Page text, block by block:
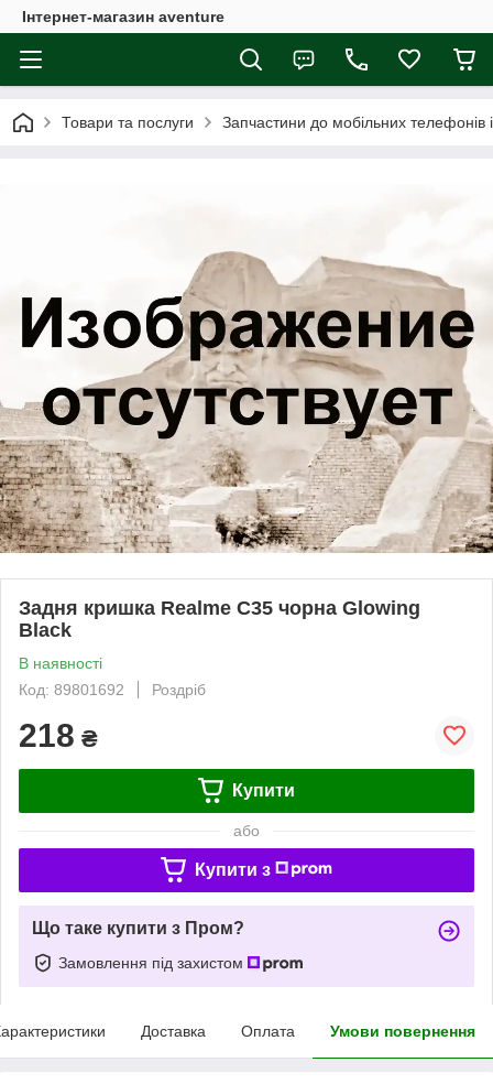
Інтернет-магазин aventure
Товари та послуги Запчастини до мобільних телефонів
Задня кришка Realme C35 чорна Glowing
Black
В наявності
Код: 89801692
Роздріб
218 ₴
Купити
або
Купити з
Що таке купити з Пром?
Замовлення під захистом
Доставка Оплата Умови повернення